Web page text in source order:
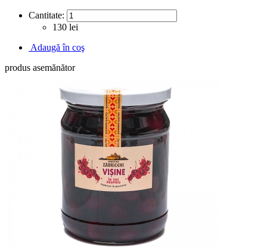
Cantitate:
130 lei
Adaugă în coş
produs asemănător